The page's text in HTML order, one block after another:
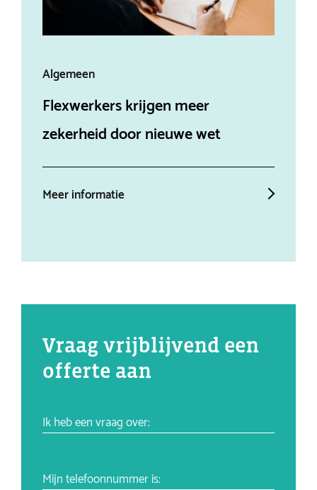
Algemeen
Flexwerkers krijgen meer
zekerheid door nieuwe wet
Meer informatie
Vraag vrijblijvend een
offerte aan
Ik heb een vraag over:
Mijn telefoonnummer is: